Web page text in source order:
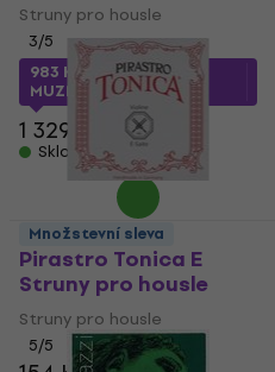
Struny pro housle
3/5
983 Kčs kódem
MUZMUZ-25
1 329 Kč
Skladem
Pirastro Tonica E
Struny pro housle
Struny pro housle
5/5
Množstevní sleva